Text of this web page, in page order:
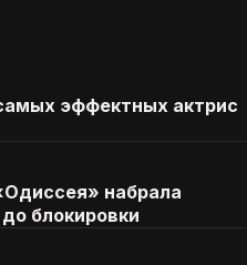
эффектных актрис
набрала
блокировки